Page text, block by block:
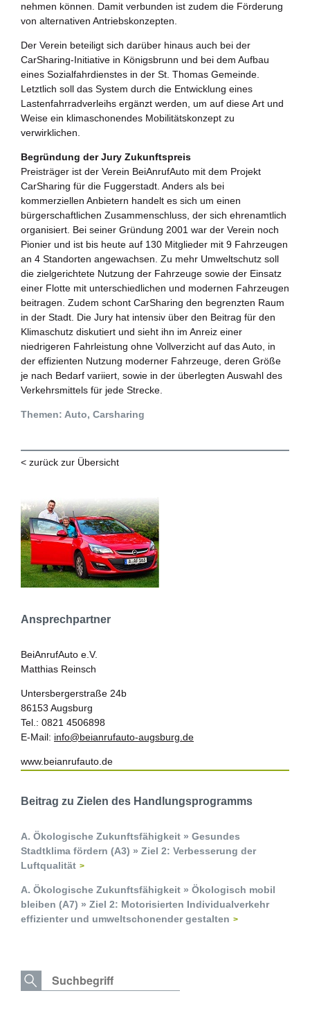
Mitmachen ?
nehmen können. Damit verbunden ist zudem die Förderung
von alternativen Antriebskonzepten.
Der Verein beteiligt sich darüber hinaus auch bei der
CarSharing-Initiative in Königsbrunn und bei dem Aufbau
eines Sozialfahrdienstes in der St. Thomas Gemeinde.
Letztlich soll das System durch die Entwicklung eines
Lastenfahrradverleihs ergänzt werden, um auf diese Art und
Weise ein klimaschonendes Mobilitätskonzept zu
verwirklichen.
Begründung der Jury Zukunftspreis
Preisträger ist der Verein BeiAnrufAuto mit dem Projekt
CarSharing für die Fuggerstadt. Anders als bei
kommerziellen Anbietern handelt es sich um einen
bürgerschaftlichen Zusammenschluss, der sich ehrenamtlich
organisiert. Bei seiner Gründung 2001 war der Verein noch
Pionier und ist bis heute auf 130 Mitglieder mit 9 Fahrzeugen
an 4 Standorten angewachsen. Zu mehr Umweltschutz soll
die zielgerichtete Nutzung der Fahrzeuge sowie der Einsatz
einer Flotte mit unterschiedlichen und modernen Fahrzeugen
beitragen. Zudem schont CarSharing den begrenzten Raum
in der Stadt. Die Jury hat intensiv über den Beitrag für den
Klimaschutz diskutiert und sieht ihn im Anreiz einer
niedrigeren Fahrleistung ohne Vollverzicht auf das Auto, in
der effizienten Nutzung moderner Fahrzeuge, deren Größe
je nach Bedarf variiert, sowie in der überlegten Auswahl des
Verkehrsmittels für jede Strecke.
Themen: Auto, Carsharing
< zurück zur Übersicht
Ansprechpartner
BeiAnrufAuto e.V.
Matthias Reinsch
Untersbergerstraße 24b
86153 Augsburg
Tel.: 0821 4506898
E-Mail: info@beianrufauto-augsburg.de
www.beianrufauto.de
Beitrag zu Zielen des Handlungsprogramms
A. Ökologische Zukunftsfähigkeit » Gesundes
Stadtklima fördern (A3) » Ziel 2: Verbesserung der
Luftqualität
A. Ökologische Zukunftsfähigkeit » Ökologisch mobil
bleiben (A7) » Ziel 2: Motorisierten Individualverkehr
effizienter und umweltschonender gestalten